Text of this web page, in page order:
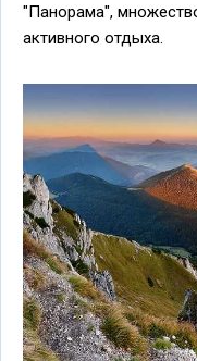
"Панорама",
активного отдыха.